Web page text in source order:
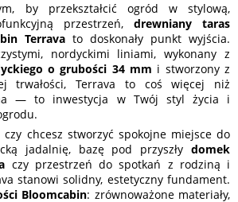
by przekształcić ogród w stylową,
przestrzeń, drewniany taras
Terrava to doskonały punkt wyjścia.
nordyckimi liniami, wykonany z
o grubości 34 mm i stworzony z
trwałości, Terrava to coś więcej niż
— to inwestycja w Twój styl życia i
chcesz stworzyć spokojne miejsce do
jadalnię, bazę pod przyszły domek
czy przestrzeń do spotkań z rodziną i
stanowi solidny, estetyczny fundament.
Bloomcabin: zrównoważone materiały,